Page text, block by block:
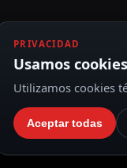
PRIVACIDAD
Usamos cookies
Utilizamos cookies
Aceptar todas